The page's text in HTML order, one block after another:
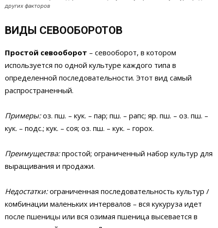
других факторов
ВИДЫ СЕВООБОРОТОВ
Простой севооборот – севооборот, в котором
используется по одной культуре каждого типа в
определенной последовательности. Этот вид самый
распространенный.
Примеры:оз. пш. – кук. – пар; пш. – рапс; яр. пш. – оз. пш. –
кук. – подс.; кук. – соя; оз. пш. – кук. – горох.
Преимущества:простой; ограниченный набор культур для
выращивания и продажи.
Недостатки:ограниченная последовательность культур /
комбинации маленьких интервалов – вся кукуруза идет
после пшеницы или вся озимая пшеница высевается в